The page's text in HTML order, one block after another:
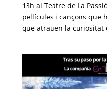
18h al Teatre de La
pel·lícules i cançons que
que atrauen la curiositat